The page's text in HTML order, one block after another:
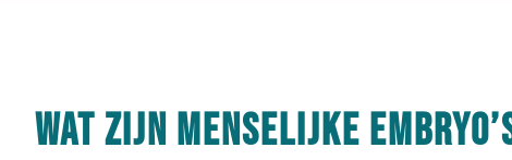
Wat zijn menselijke